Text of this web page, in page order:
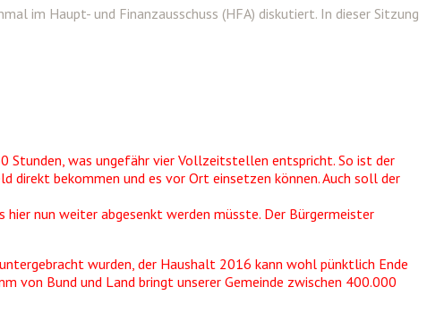
im Haupt- und Finanzausschuss (HFA) diskutiert. In dieser Sitzung
Stunden, was ungefähr vier Vollzeitstellen entspricht. So ist der
direkt bekommen und es vor Ort einsetzen können. Auch soll der
hier nun weiter abgesenkt werden müsste. Der Bürgermeister
wurden, der Haushalt 2016 kann wohl pünktlich Ende
von Bund und Land bringt unserer Gemeinde zwischen 400.000